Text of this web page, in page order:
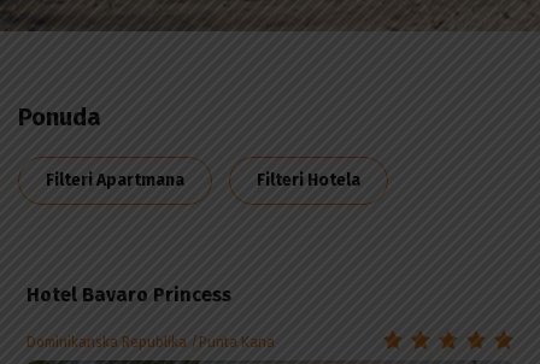
Ponuda
Filteri Apartmana Filteri Hotela
Hotel Bavaro Princess
Dominikanska Republika Punta Kana